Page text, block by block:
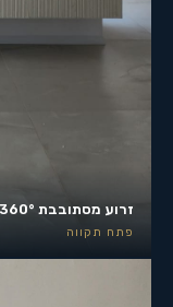
זרוע מסתובבת 360°
פתח תקווה